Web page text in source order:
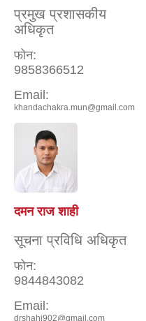
प्रमुख प्रशासकीय
अधिकृत
फोन:
9858366512
Email:
khandachakra.mun@gmail.com
दमन राज शाही
सूचना प्रविधि अधिकृत
फोन:
9844843082
Email:
drshahi902@gmail.com